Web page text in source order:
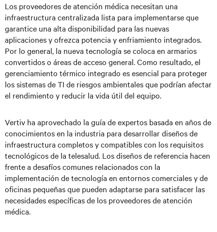
Los proveedores de atención médica necesitan una
infraestructura centralizada lista para implementarse que
garantice una alta disponibilidad para las nuevas
aplicaciones y ofrezca potencia y enfriamiento integrados.
Por lo general, la nueva tecnología se coloca en armarios
convertidos o áreas de acceso general. Como resultado, el
gerenciamiento térmico integrado es esencial para proteger
los sistemas de TI de riesgos ambientales que podrían afectar
el rendimiento y reducir la vida útil del equipo.
Vertiv ha aprovechado la guía de expertos basada en años de
conocimientos en la industria para desarrollar diseños de
infraestructura completos y compatibles con los requisitos
tecnológicos de la telesalud. Los diseños de referencia hacen
frente a desafíos comunes relacionados con la
implementación de tecnología en entornos comerciales y de
oficinas pequeñas que pueden adaptarse para satisfacer las
necesidades específicas de los proveedores de atención
médica.